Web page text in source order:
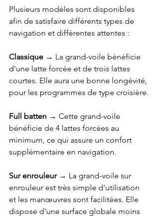
Plusieurs modèles sont disponibles
afin de satisfaire différents types de
navigation et différentes attentes :
Classique → La grand-voile bénéficie
d'une latte forcée et de trois lattes
courtes. Elle aura une bonne longévité,
pour les programmes de type croisière.
Full batten → Cette grand-voile
bénéficie de 4 lattes forcées au
minimum, ce qui assure un confort
supplémentaire en navigation.
Sur enrouleur → La grand-voile sur
enrouleur est très simple d'utilisation
et les manœuvres sont facilitées. Elle
dispose d'une surface globale moins